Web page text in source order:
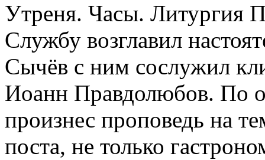
Утреня. Часы. Литургия
Службу возглавил
Сычёв с ним сослужил
Иоанн Правдолюбов. По
произнес проповедь на
поста, не только